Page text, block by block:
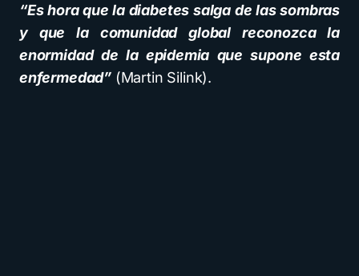
“Es hora que la diabetes salga de las sombras
y que la comunidad global reconozca la
enormidad de la epidemia que supone esta
enfermedad” (Martin Silink).